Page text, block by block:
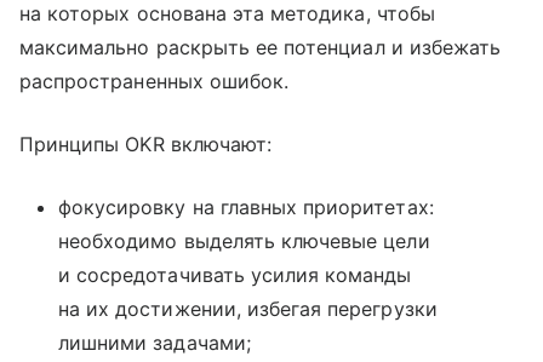
на которых основана эта методика, чтобы
максимально раскрыть ее потенциал и избежать
распространенных ошибок.
Принципы OKR включают:
фокусировку на главных приоритетах:
необходимо выделять ключевые цели
и сосредотачивать усилия команды
на их достижении, избегая перегрузки
лишними задачами;